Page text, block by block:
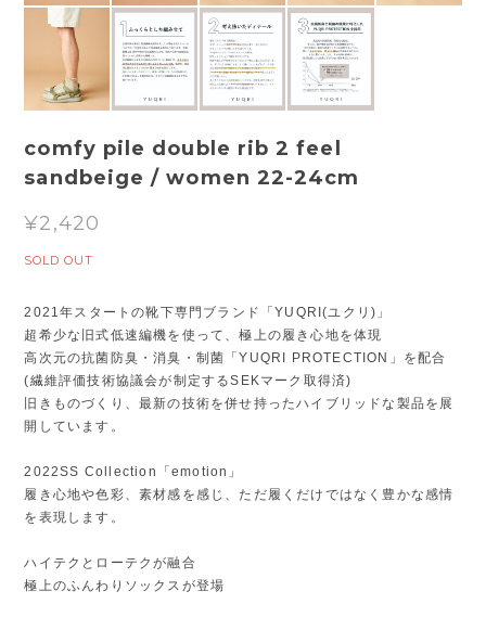
comfy pile double rib 2 feel
sandbeige / women 22-24cm
¥2,420
SOLD OUT
2021年スタートの靴下専門ブランド「YUQRI(ユクリ)」
超希少な旧式低速編機を使って、極上の履き心地を体現
高次元の抗菌防臭・消臭・制菌「YUQRI PROTECTION」を配合
(繊維評価技術協議会が制定するSEKマーク取得済)
旧きものづくり、最新の技術を併せ持ったハイブリッドな製品を展
開しています。
2022SS Collection「emotion」
履き心地や色彩、素材感を感じ、ただ履くだけではなく豊かな感情
を表現します。
ハイテクとローテクが融合
極上のふんわりソックスが登場